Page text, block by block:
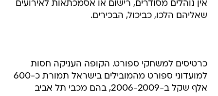
אין נוהלים מסודרים, רישום או אסמכתאות לאירועים
שאליהם הלכו, כביכול, הבכירים.
כרטיסים למשחקי ספורט. הקופה העניקה חסות
למועדוני ספורט מהמובילים בישראל תמורת כ-600
אלף שקל ב-2006-2009, בהם מכבי תל אביב